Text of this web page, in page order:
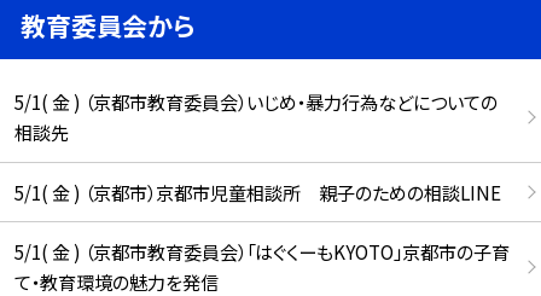
教育委員会から
5/1( 金 ) （京都市教育委員会）いじめ・暴力行為などについての
相談先
5/1( 金 ) （京都市）京都市児童相談所 親子のための相談LINE
5/1( 金 ) （京都市教育委員会）「はぐくーもKYOTO」京都市の子育
て・教育環境の魅力を発信